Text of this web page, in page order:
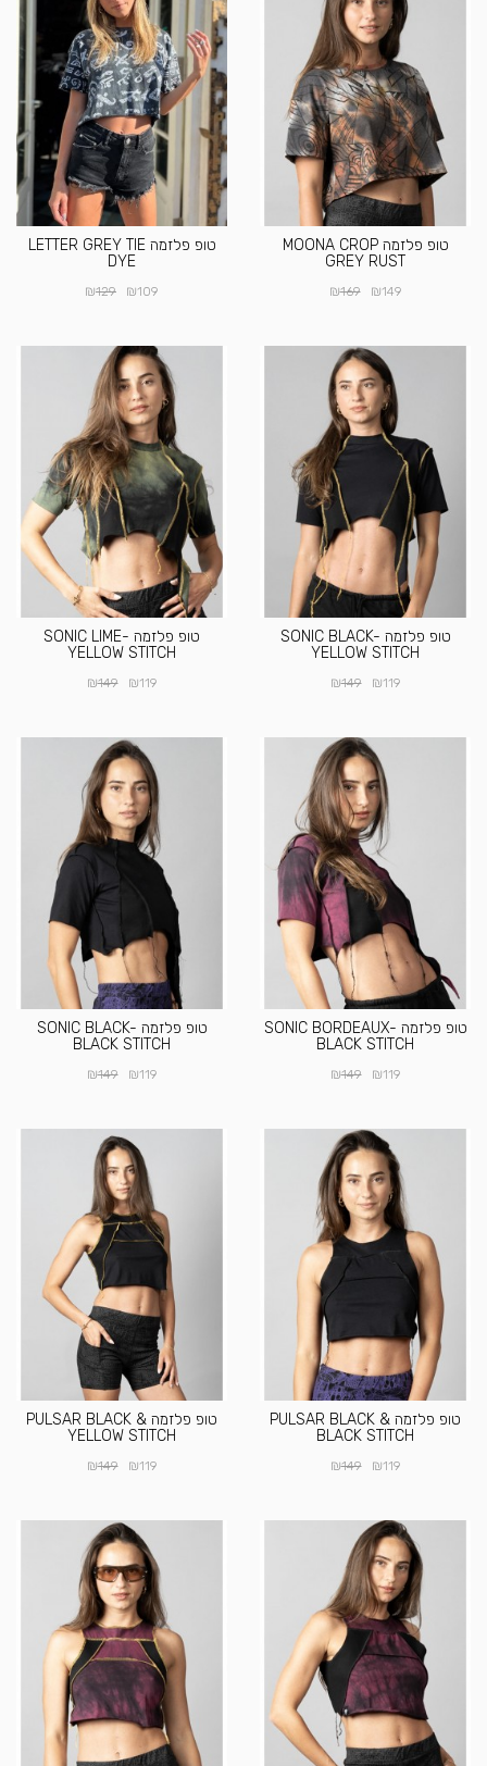
טופ פלזמה MOONA CROP
GREY RUST
₪149
₪169
טופ פלזמה LETTER GREY TIE
DYE
₪109
₪129
טופ פלזמה SONIC BLACK-
YELLOW STITCH
₪119
₪149
טופ פלזמה SONIC LIME-
YELLOW STITCH
₪119
₪149
טופ פלזמה SONIC BORDEAUX-
BLACK STITCH
₪119
₪149
טופ פלזמה SONIC BLACK-
BLACK STITCH
₪119
₪149
טופ פלזמה PULSAR BLACK &
BLACK STITCH
₪119
₪149
טופ פלזמה PULSAR BLACK &
YELLOW STITCH
₪119
₪149